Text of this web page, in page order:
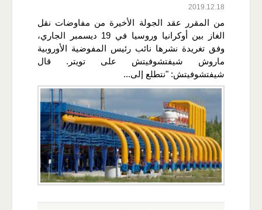
2019.12.18
من المقرر عقد الجولة الأخيرة من مفاوضات نقل
الغاز بين أوكرانيا وروسيا في 19 ديسمبر الجاري،
وفق تغريدة نشرها نائب رئيس المفوضية الأوروبية
ماروش شيفتشوفيتش على تويتر. قال
شيفتشوفيتش: "نتطلع إلى...